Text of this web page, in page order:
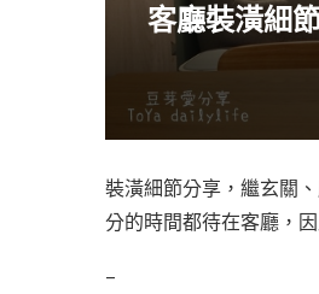
客廳裝潢細
裝潢細節分享，繼玄關
分的時間都待在客廳，
–